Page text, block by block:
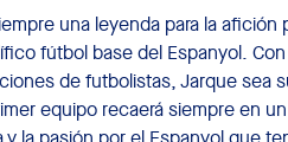
una leyenda para la
fútbol base del Espanyol.
de futbolistas, Jarque sea
equipo recaerá siempre en